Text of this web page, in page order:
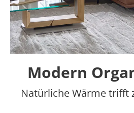
Modern
Natürliche Wärme trifft